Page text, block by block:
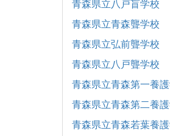
青森県立八戸盲学校
青森県立青森聾学校
青森県立弘前聾学校
青森県立八戸聾学校
青森県立青森第一養
青森県立青森第二養
青森県立青森若葉養